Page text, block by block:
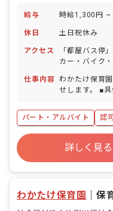
給与 時給1,300円 ~
休日 土日祝休み
アクセス
「都屋バス停」
カー・バイク
仕事内容 わかたけ保育
せします。 ■具体的な仕事内容 ・0歳～2
保育見守り・
除など） ※基
れます
パート・アルバイト
認
ボーナス・賞与あり
社
有給
福利
詳しく見る
わかたけ保育園 ｜保